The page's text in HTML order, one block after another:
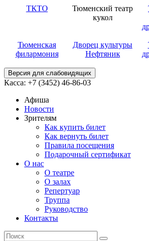
ТКТО
Тюменский театр
кукол
Тюменская
филармония
Дворец культуры
Нефтяник
Версия для слабовидящих
Касса: +7 (3452) 46-86-03
Афиша
Новости
Зрителям
Как купить билет
Как вернуть билет
Правила посещения
Подарочный сертификат
О нас
О театре
О залах
Репертуар
Труппа
Руководство
Контакты